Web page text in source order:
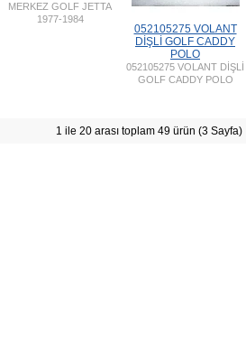
MERKEZ GOLF JETTA
1977-1984
052105275 VOLANT
DİŞLİ GOLF CADDY
POLO
052105275 VOLANT DİŞLİ
GOLF CADDY POLO
1 ile 20 arası toplam 49 ürün (3 Sayfa)